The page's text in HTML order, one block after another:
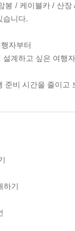
봉 / 케이블카 / 산
습니다.
자부터
계하고 싶은 여행
준비 시간을 줄이
하기